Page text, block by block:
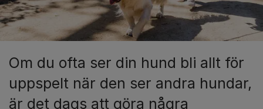
Om du ofta ser din hund bli allt för
uppspelt när den ser andra hundar,
är det dags att göra några